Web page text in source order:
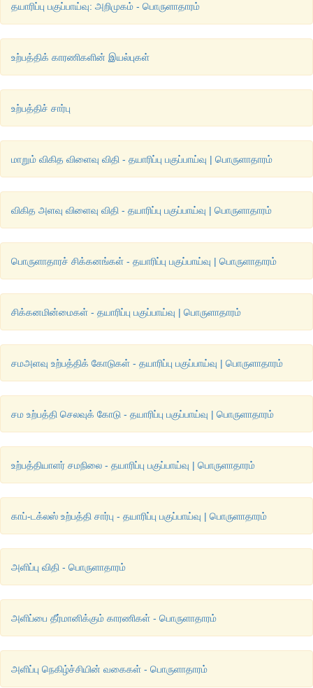
தயாரிப்பு பகுப்பாய்வு: அறிமுகம் - பொருளாதாரம்
உற்பத்திக் காரணிகளின் இயல்புகள்
உற்பத்திச் சார்பு
மாறும் விகித விளைவு விதி - தயாரிப்பு பகுப்பாய்வு | பொருளாதாரம்
விகித அளவு விளைவு விதி - தயாரிப்பு பகுப்பாய்வு | பொருளாதாரம்
பொருளாதாரச் சிக்கனங்கள் - தயாரிப்பு பகுப்பாய்வு | பொருளாதாரம்
சிக்கனமின்மைகள் - தயாரிப்பு பகுப்பாய்வு | பொருளாதாரம்
சமஅளவு உற்பத்திக் கோடுகள் - தயாரிப்பு பகுப்பாய்வு | பொருளாதாரம்
சம உற்பத்தி செலவுக் கோடு - தயாரிப்பு பகுப்பாய்வு | பொருளாதாரம்
உற்பத்தியாளர் சமநிலை - தயாரிப்பு பகுப்பாய்வு | பொருளாதாரம்
காப்-டக்லஸ் உற்பத்தி சார்பு - தயாரிப்பு பகுப்பாய்வு | பொருளாதாரம்
அளிப்பு விதி - பொருளாதாரம்
அளிப்பை தீர்மானிக்கும் காரணிகள் - பொருளாதாரம்
அளிப்பு நெகிழ்ச்சியின் வகைகள் - பொருளாதாரம்